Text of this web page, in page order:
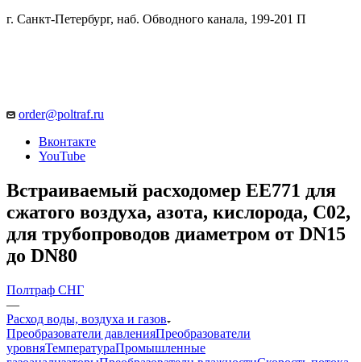
г. Санкт-Петербург, наб. Обводного канала, 199-201 П
order@poltraf.ru
Вконтакте
YouTube
Встраиваемый расходомер EE771 для
сжатого воздуха, азота, кислорода, С02,
для трубопроводов диаметром от DN15
до DN80
Полтраф СНГ
—
Расход воды, воздуха и газов
Преобразователи давленияПреобразователи
уровняТемператураПромышленные